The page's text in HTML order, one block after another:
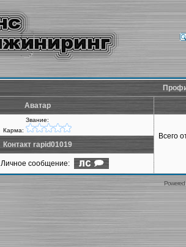
Аватар
Звание:
Карма:
Всего
Контакт rapid01019
Личное сообщение: